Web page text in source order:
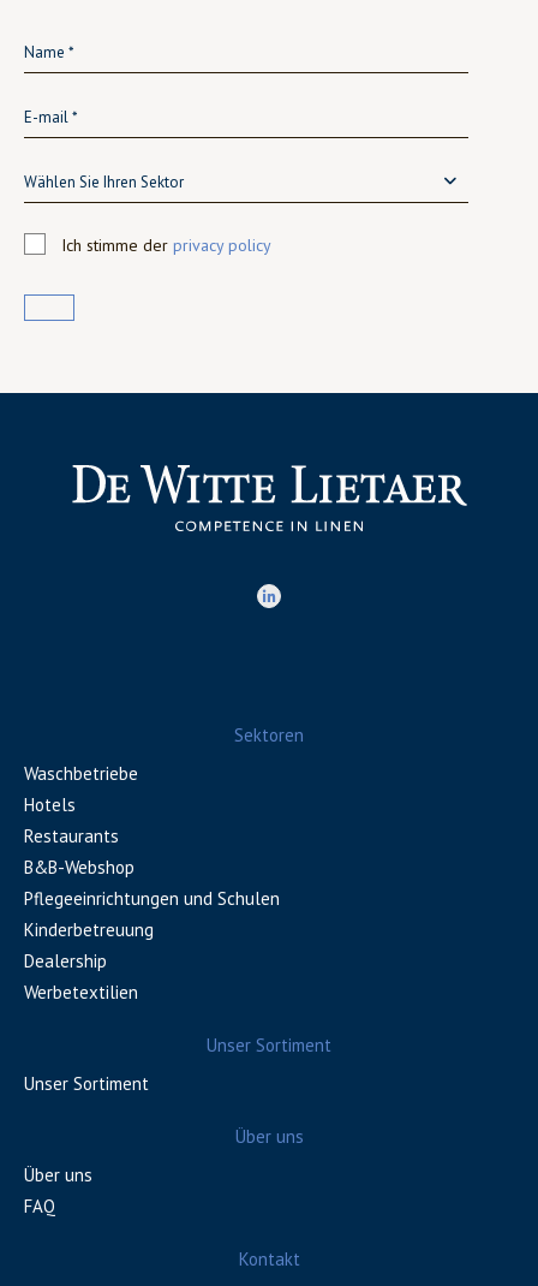
Wählen Sie Ihren Sektor
Ich stimme der privacy policy
Sektoren
Waschbetriebe
Hotels
Restaurants
B&B-Webshop
Pflegeeinrichtungen und Schulen
Kinderbetreuung
Dealership
Werbetextilien
Unser Sortiment
Unser Sortiment
Über uns
Über uns
FAQ
Kontakt